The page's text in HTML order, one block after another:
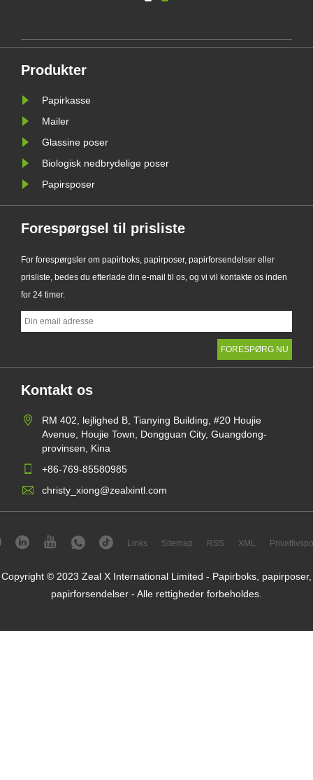
Glassine Paper Bag-serie. Designet
Produkter
Papirkasse
Mailer
Glassine poser
Biologisk nedbrydelige poser
Papirsposer
Forespørgsel til prisliste
For forespørgsler om papirboks, papirposer, papirforsendelser eller
prisliste, bedes du efterlade din e-mail til os, og vi vil kontakte os inden
for 24 timer.
Kontakt os
RM 402, lejlighed B, Tianying Building, #20 Houjie
Avenue, Houjie Town, Dongguan City, Guangdong-
provinsen, Kina
+86-769-85580985
christy_xiong@zealxintl.com
Links Sitemap RSS XML
Copyright © 2023 Zeal X International Limited - Papirboks, papirposer,
papirforsendelser - Alle rettigheder forbeholdes.